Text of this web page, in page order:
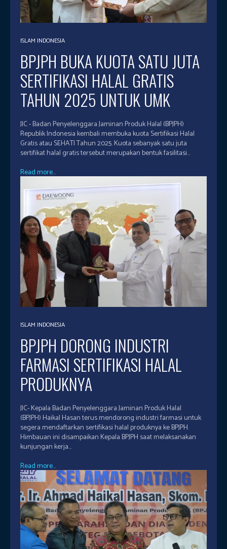
ISLAM INDONESIA
BPJPH BUKA KUOTA SATU JUTA
SERTIFIKASI HALAL GRATIS
TAHUN 2025 UNTUK UMK
JIC - Badan Penyelenggara Jaminan Produk Halal (BPJPH)
Republik Indonesia kembali membuka kuota Sertifikasi Halal
Gratis atau SEHATI Tahun 2025. Kuota sebanyak satu juta
sertifikat halal gratis tersebut merupakan bentuk fasilitasi...
Read more...
ISLAM INDONESIA
BPJPH DORONG INDUSTRI
FARMASI SERTIFIKASI HALAL
PRODUKNYA
JIC- Kepala Badan Penyelenggara Jaminan Produk Halal
(BPJPH) Haikal Hasan terus mendorong industri farmasi untuk
segera mendaftarkan sertifikasi halal produknya ke BPJPH.
Himbauan ini disampaikan Kepala BPJPH saat melaksanakan
kunjungan kerja...
Read more...